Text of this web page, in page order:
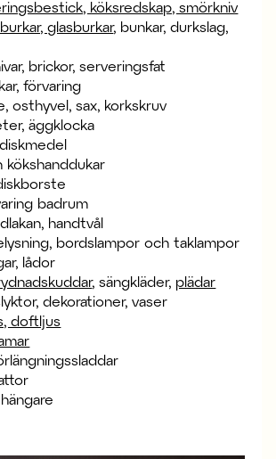
köksredskap, smörkniv
glasburkar, bunkar, durkslag,
brickor, serveringsfat
förvaring
osthyvel, sax, korkskruv
äggklocka
kökshanddukar
badrum
handtvål
bordslampor och taklampor
lådor
, sängkläder, plädar
dekorationer, vaser
doftljus